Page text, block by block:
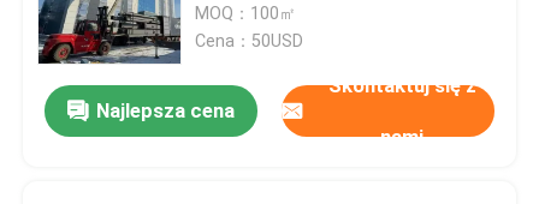
MOQ：100㎡
Cena：50USD
Najlepsza cena
Skontaktuj się z
nami